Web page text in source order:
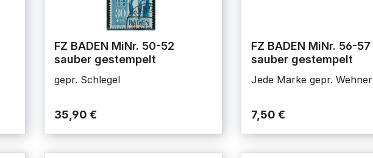
FZ BADEN MiNr. 50-52
sauber gestempelt
gepr. Schlegel
35,90 €
FZ BADEN MiNr. 56-57
sauber gestempelt
Jede Marke gepr. Wehner
7,50 €